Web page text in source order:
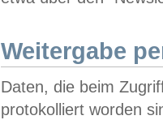
Weitergabe
Daten, die beim
protokolliert worden